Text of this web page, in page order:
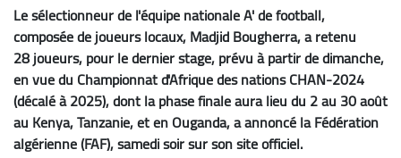
Le sélectionneur de l'équipe nationale A' de football,
composée de joueurs locaux, Madjid Bougherra, a retenu
28 joueurs, pour le dernier stage, prévu à partir de dimanche,
en vue du Championnat d'Afrique des nations CHAN-2024
(décalé à 2025), dont la phase finale aura lieu du 2 au 30 août
au Kenya, Tanzanie, et en Ouganda, a annoncé la Fédération
algérienne (FAF), samedi soir sur son site officiel.